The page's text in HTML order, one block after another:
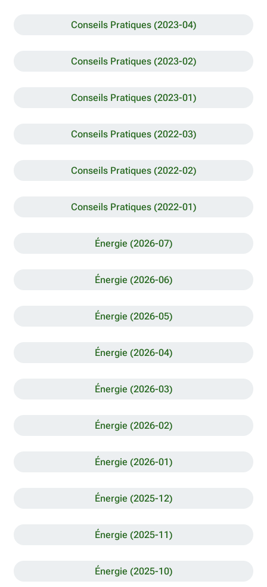
Conseils Pratiques (2023-04)
Conseils Pratiques (2023-02)
Conseils Pratiques (2023-01)
Conseils Pratiques (2022-03)
Conseils Pratiques (2022-02)
Conseils Pratiques (2022-01)
Énergie (2026-07)
Énergie (2026-06)
Énergie (2026-05)
Énergie (2026-04)
Énergie (2026-03)
Énergie (2026-02)
Énergie (2026-01)
Énergie (2025-12)
Énergie (2025-11)
Énergie (2025-10)